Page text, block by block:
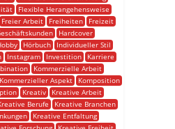
Flexible Herangehensweise
Freier Arbeit Freiheiten
Freizeit
Hardcover
Hörbuch
Individueller Stil
Instagram Investition
Karriere
Kommerzielle Arbeit
Kommerzieller Aspekt
Komposition
Kreativ
Kreative Arbeit
Berufe
Kreative Branchen
Kreative Entfaltung